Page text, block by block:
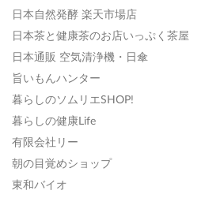
日本自然発酵 楽天市場店
日本茶と健康茶のお店いっぷく茶屋
日本通販 空気清浄機・日傘
旨いもんハンター
暮らしのソムリエSHOP!
暮らしの健康Life
有限会社リー
朝の目覚めショップ
東和バイオ